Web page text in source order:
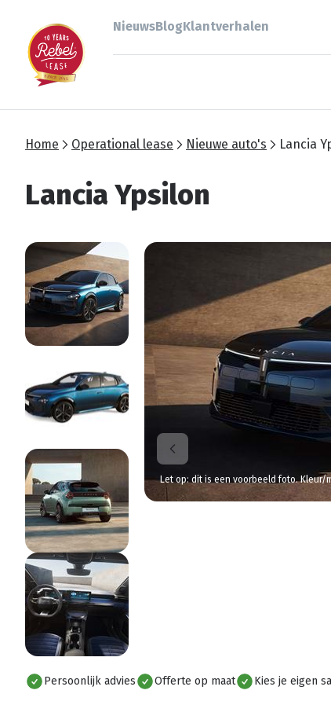
NieuwsBlogKlantverhalen
Home Operational lease Nieuwe auto's Lancia
Lancia Ypsilon
Alles bekijken
Let op: dit is een voorbeeld foto. Kleur/
Persoonlijk advies Offerte op maat Kies je eigen